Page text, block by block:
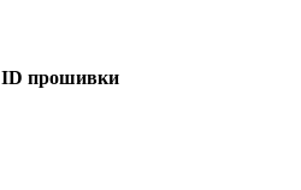
ID прошивки